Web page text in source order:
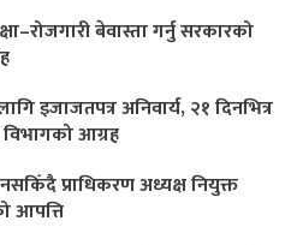
बेवास्ता गर्नु सरकारको
इजाजतपत्र अनिवार्य, २१ दिनभित्र
आग्रह
नसकिँदै प्राधिकरण अध्यक्ष नियुक्त
आपत्ति